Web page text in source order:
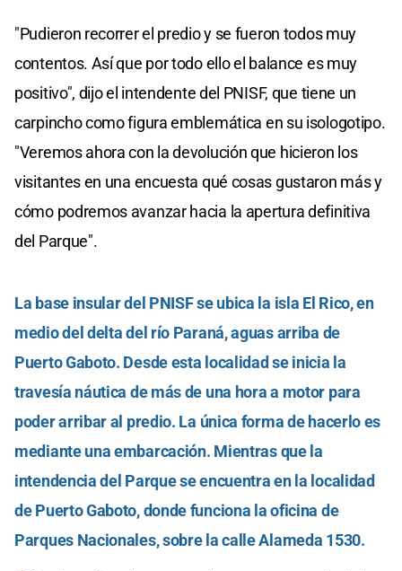
"Pudieron recorrer el predio y se fueron todos muy
contentos. Así que por todo ello el balance es muy
positivo", dijo el intendente del PNISF, que tiene un
carpincho como figura emblemática en su isologotipo.
"Veremos ahora con la devolución que hicieron los
visitantes en una encuesta qué cosas gustaron más y
cómo podremos avanzar hacia la apertura definitiva
del Parque".
La base insular del PNISF se ubica la isla El Rico, en
medio del delta del río Paraná, aguas arriba de
Puerto Gaboto. Desde esta localidad se inicia la
travesía náutica de más de una hora a motor para
poder arribar al predio. La única forma de hacerlo es
mediante una embarcación. Mientras que la
intendencia del Parque se encuentra en la localidad
de Puerto Gaboto, donde funciona la oficina de
Parques Nacionales, sobre la calle Alameda 1530.